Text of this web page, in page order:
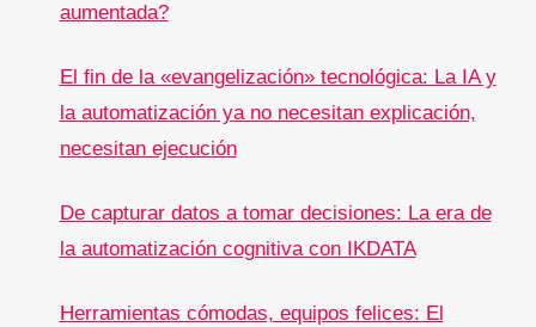
aumentada?
El fin de la «evangelización» tecnológica: La IA y
la automatización ya no necesitan explicación,
necesitan ejecución
De capturar datos a tomar decisiones: La era de
la automatización cognitiva con IKDATA
Herramientas cómodas, equipos felices: El